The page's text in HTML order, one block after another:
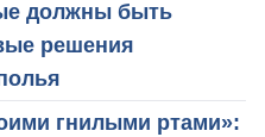
должны быть
решения
гнилыми ртами»: